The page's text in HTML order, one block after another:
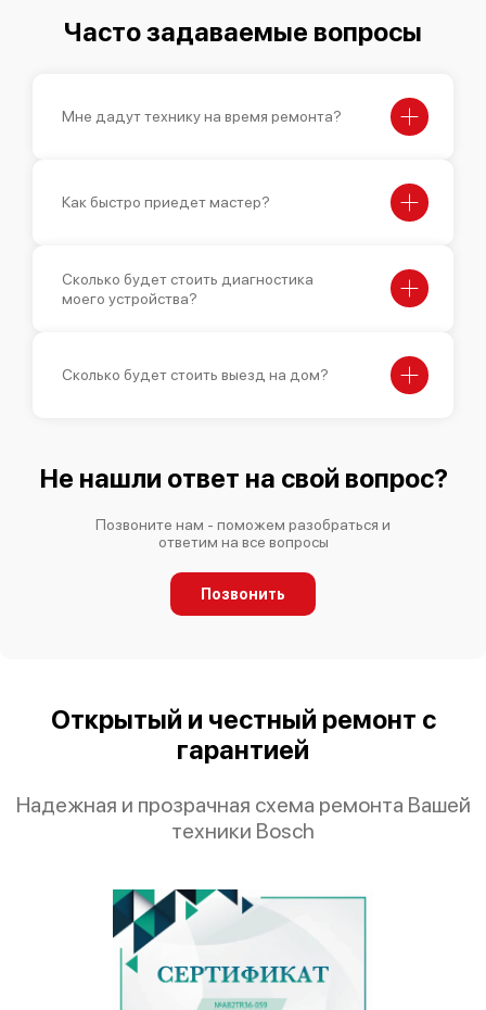
Bosch HMT8626EU
Bosch HMT84M651
Bosch HBC86Q650E
Bosch HMT35M653
Bosch HMT85ML23
Часто задаваемые вопросы
Мне дадут технику на время ремонта?
Как быстро приедет мастер?
Сколько будет стоить диагностика
моего устройства?
Сколько будет стоить выезд на дом?
Не нашли ответ на свой вопрос?
Позвоните нам - поможем разобраться и
ответим на все вопросы
Позвонить
Открытый и честный ремонт с
гарантией
Надежная и прозрачная схема ремонта Вашей
техники Bosch